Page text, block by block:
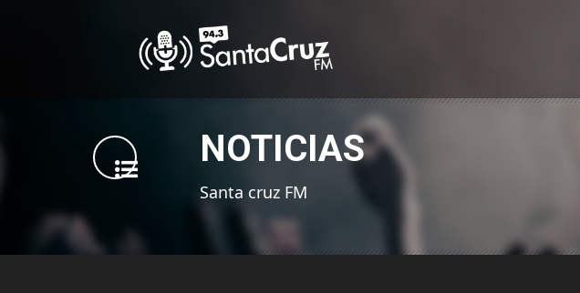
NOTICIAS
Santa cruz FM